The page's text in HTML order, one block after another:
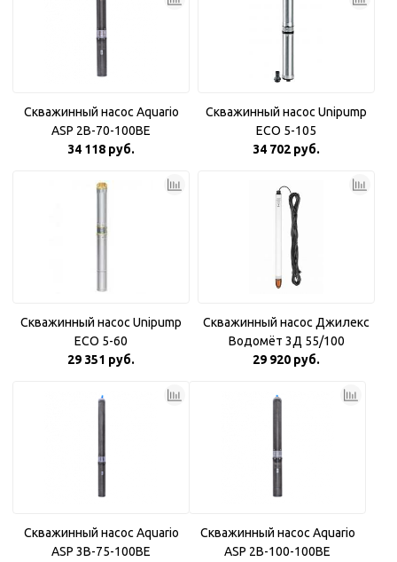
Скважинный насос Aquario
ASP 2B-70-100BE
34 118 руб.
Скважинный насос Unipump
ECO 5-105
34 702 руб.
Скважинный насос Unipump
ECO 5-60
29 351 руб.
Скважинный насос Джилекс
Водомёт 3Д 55/100
29 920 руб.
Скважинный насос Aquario
ASP 3B-75-100BE
Скважинный насос Aquario
ASP 2B-100-100BE